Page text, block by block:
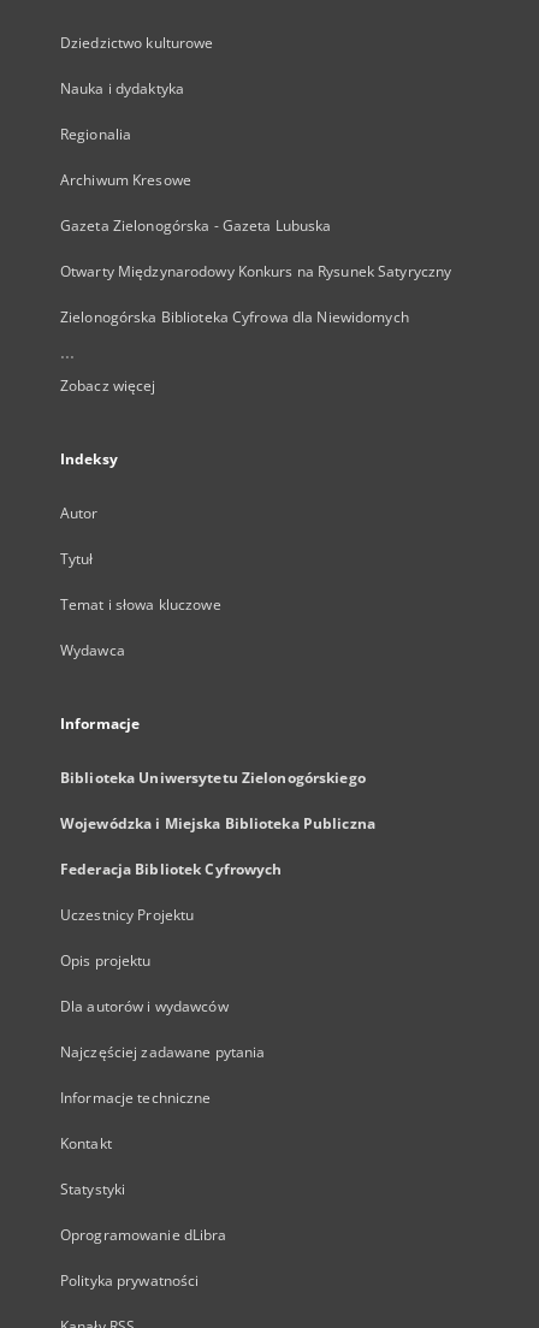
Dziedzictwo kulturowe
Nauka i dydaktyka
Regionalia
Archiwum Kresowe
Gazeta Zielonogórska - Gazeta Lubuska
Otwarty Międzynarodowy Konkurs na Rysunek Satyryczny
Zielonogórska Biblioteka Cyfrowa dla Niewidomych
...
Zobacz więcej
Indeksy
Autor
Tytuł
Temat i słowa kluczowe
Wydawca
Informacje
Biblioteka Uniwersytetu Zielonogórskiego
Wojewódzka i Miejska Biblioteka Publiczna
Federacja Bibliotek Cyfrowych
Uczestnicy Projektu
Opis projektu
Dla autorów i wydawców
Najczęściej zadawane pytania
Informacje techniczne
Kontakt
Statystyki
Oprogramowanie dLibra
Polityka prywatności